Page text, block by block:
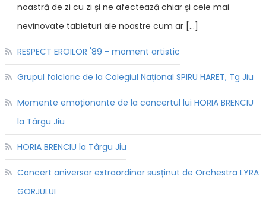
noastră de zi cu zi și ne afectează chiar și cele mai
nevinovate tabieturi ale noastre cum ar […]
RESPECT EROILOR '89 - moment artistic
Grupul folcloric de la Colegiul Național SPIRU HARET, Tg Jiu
Momente emoționante de la concertul lui HORIA BRENCIU
la Târgu Jiu
HORIA BRENCIU la Târgu Jiu
Concert aniversar extraordinar susținut de Orchestra LYRA
GORJULUI